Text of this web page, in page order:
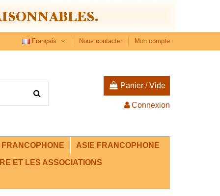
Français Nous contacter Mon compte
Panier /Vide
Connexion
ASIE FRANCOPHONE
ET LES ASSOCIATIONS